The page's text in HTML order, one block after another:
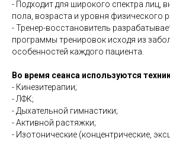
- Подходит для широкого спектра лиц,
пола, возраста и уровня физического
- Тренер-восстановитель
программы тренировок исходя из
особенностей каждого пациента.
Во время сеанса используются
- Кинезитерапии;
- ЛФК;
- Дыхательной гимнастики;
- Активной растяжки;
- Изотонические (концентрические,